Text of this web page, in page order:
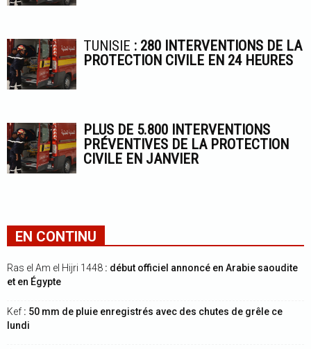
TUNISIE : 280 INTERVENTIONS DE LA
PROTECTION CIVILE EN 24 HEURES
PLUS DE 5.800 INTERVENTIONS
PRÉVENTIVES DE LA PROTECTION
CIVILE EN JANVIER
EN CONTINU
Ras el Am el Hijri 1448 : début officiel annoncé en Arabie saoudite
et en Égypte
Kef : 50 mm de pluie enregistrés avec des chutes de grêle ce
lundi